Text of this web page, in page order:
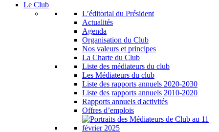
Le Club
L’éditorial du Président
Actualités
Agenda
Organisation du Club
Nos valeurs et principes
La Charte du Club
Liste des médiateurs du club
Les Médiateurs du club
Liste des rapports annuels 2020-2030
Liste des rapports annuels 2010-2020
Rapports annuels d'activités
Offres d’emplois